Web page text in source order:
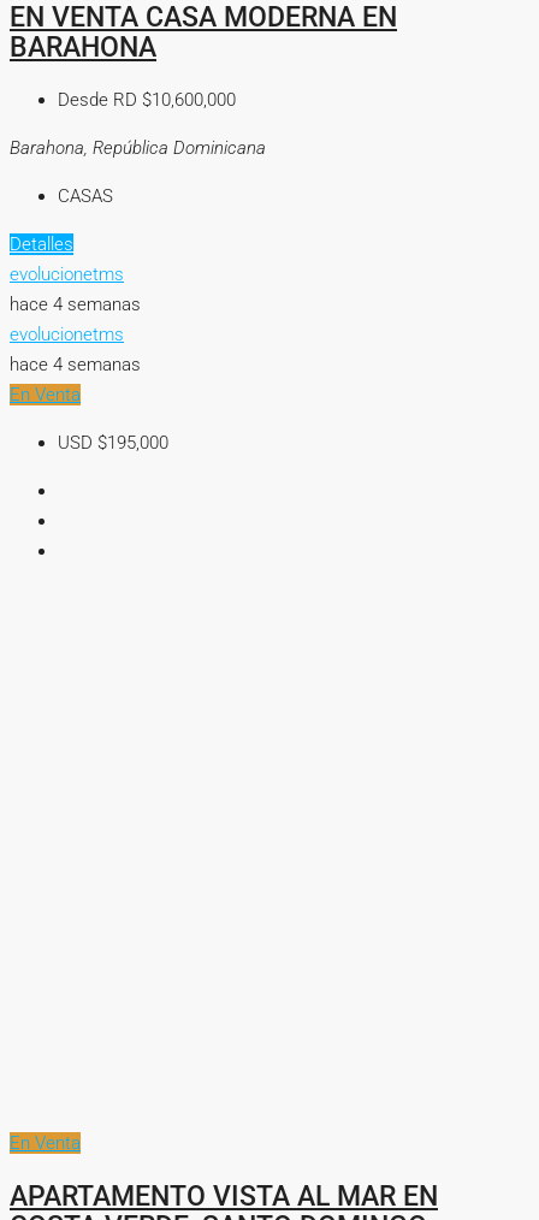
EN VENTA CASA MODERNA EN
BARAHONA
Desde RD $10,600,000
Barahona, República Dominicana
CASAS
Detalles
evolucionetms
hace 4 semanas
evolucionetms
hace 4 semanas
En Venta
USD $195,000
En Venta
APARTAMENTO VISTA AL MAR EN